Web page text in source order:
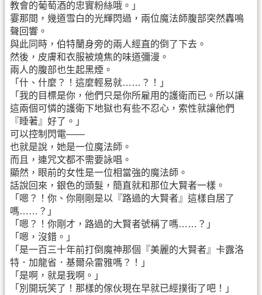
教會的葡萄酒的忠實粉絲哦。」
霎那間，幾道雪白的光輝閃過，兩位魔法師腹部突然轟鳴
聲回響。
與此同時，伯特蘭身旁的兩人經直的倒了下去。
然後，皮膚和衣服被燒焦的味道彌漫。
兩人的腹部也生起黑煙。
「什、什麼？！這麼輕易就……？！」
「我的目標是你，他們只是你所雇用的護衛而已。所以讓
這兩個可憐的護衛下地獄也有些不忍心，索性就讓他們
『睡著』好了。」
可以控制閃電——
也就是說，她是一位魔法師。
而且，連咒文都不需要詠唱。
顯然，眼前的女性是一位相當強的魔法師。
話說回來，銀色的頭髮，簡直就和那位大賢者一樣。
「嗯？！你、你剛剛是以『路過的大賢者』這樣自居了
嗎……？」
「嗯？！你剛才，路過的大賢者號稱了嗎……？」
「嗯，沒錯。」
「是一百三十年前打倒魔神那個『美麗的大賢者』卡露洛
特．加龍省．基爾朵雷雅嗎？！」
「是啊，就是我啊。」
「別開玩笑了！那樣的傢伙現在早就已經撲街了吧！」